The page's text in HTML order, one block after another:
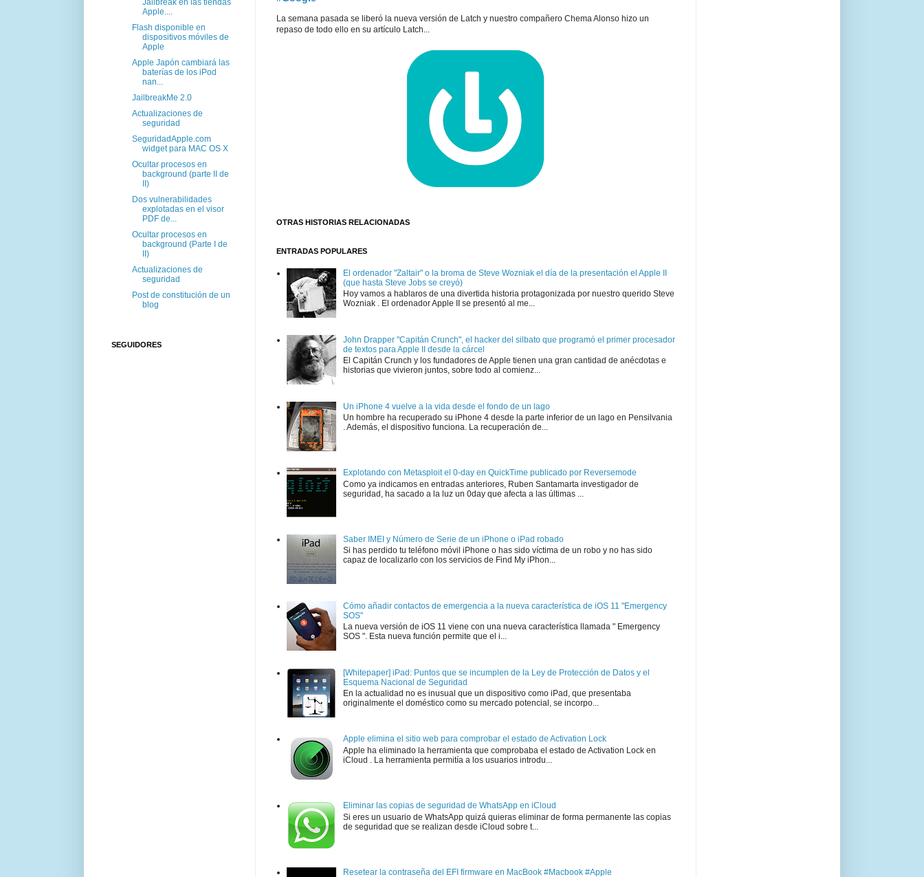
La semana pasada se liberó la nueva versión de Latch y nuestro compañero Chema Alonso hizo un
repaso de todo ello en su artículo Latch...
OTRAS HISTORIAS RELACIONADAS
ENTRADAS POPULARES
El ordenador "Zaltair" o la broma de Steve Wozniak el día de la presentación el Apple II
(que hasta Steve Jobs se creyó)
Hoy vamos a hablaros de una divertida historia protagonizada por nuestro querido Steve
Wozniak . El ordenador Apple II se presentó al me...
John Drapper "Capitán Crunch", el hacker del silbato que programó el primer procesador
de textos para Apple II desde la cárcel
El Capitán Crunch y los fundadores de Apple tienen una gran cantidad de anécdotas e
historias que vivieron juntos, sobre todo al comienz...
Un iPhone 4 vuelve a la vida desde el fondo de un lago
Un hombre ha recuperado su iPhone 4 desde la parte inferior de un lago en Pensilvania
. Además, el dispositivo funciona. La recuperación de...
Explotando con Metasploit el 0-day en QuickTime publicado por Reversemode
Como ya indicamos en entradas anteriores, Ruben Santamarta investigador de
seguridad, ha sacado a la luz un 0day que afecta a las últimas ...
Saber IMEI y Número de Serie de un iPhone o iPad robado
Si has perdido tu teléfono móvil iPhone o has sido víctima de un robo y no has sido
capaz de localizarlo con los servicios de Find My iPhon...
Cómo añadir contactos de emergencia a la nueva característica de iOS 11 "Emergency
SOS"
La nueva versión de iOS 11 viene con una nueva característica llamada " Emergency
SOS ". Esta nueva función permite que el i...
[Whitepaper] iPad: Puntos que se incumplen de la Ley de Protección de Datos y el
Esquema Nacional de Seguridad
En la actualidad no es inusual que un dispositivo como iPad, que presentaba
originalmente el doméstico como su mercado potencial, se incorpo...
Apple elimina el sitio web para comprobar el estado de Activation Lock
Apple ha eliminado la herramienta que comprobaba el estado de Activation Lock en
iCloud . La herramienta permitía a los usuarios introdu...
Eliminar las copias de seguridad de WhatsApp en iCloud
Si eres un usuario de WhatsApp quizá quieras eliminar de forma permanente las copias
de seguridad que se realizan desde iCloud sobre t...
Resetear la contraseña del EFI firmware en MacBook #Macbook #Apple
Apple....
Flash disponible en
dispositivos móviles de
Apple
Apple Japón cambiará las
baterías de los iPod
nan...
JailbreakMe 2.0
Actualizaciones de
seguridad
SeguridadApple.com
widget para MAC OS X
Ocultar procesos en
background (parte II de
II)
Dos vulnerabilidades
explotadas en el visor
PDF de...
Ocultar procesos en
background (Parte I de
II)
Actualizaciones de
seguridad
Post de constitución de un
blog
SEGUIDORES